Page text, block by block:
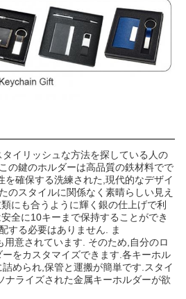
イリッシュな方法を探している人の
の鍵のホルダーは高品質の鉄材料でで
を確保する洗練された,現代的なデザイ
のスタイルに関係なく素晴らしい見え
にも合うように輝く銀の仕上げで利
全に10キーまで保持することができ
する必要はありません. ま
用意されています. そのため,自分のロ
をカスタマイズできます.各キーホル
められ,保管と運搬が簡単です.スタイ
ナライズされた金属キーホルダーが欲